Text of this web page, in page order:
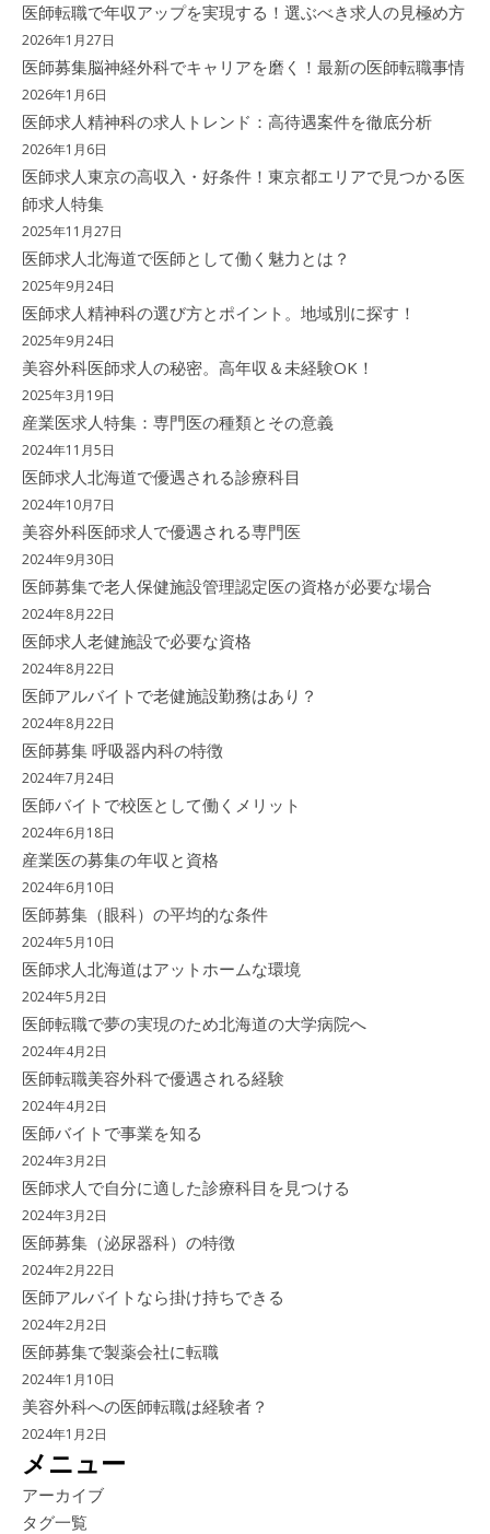
医師転職で年収アップを実現する！選ぶべき求人の見極め方
2026年1月27日
医師募集脳神経外科でキャリアを磨く！最新の医師転職事情
2026年1月6日
医師求人精神科の求人トレンド：高待遇案件を徹底分析
2026年1月6日
医師求人東京の高収入・好条件！東京都エリアで見つかる医
師求人特集
2025年11月27日
医師求人北海道で医師として働く魅力とは？
2025年9月24日
医師求人精神科の選び方とポイント。地域別に探す！
2025年9月24日
美容外科医師求人の秘密。高年収＆未経験OK！
2025年3月19日
産業医求人特集：専門医の種類とその意義
2024年11月5日
医師求人北海道で優遇される診療科目
2024年10月7日
美容外科医師求人で優遇される専門医
2024年9月30日
医師募集で老人保健施設管理認定医の資格が必要な場合
2024年8月22日
医師求人老健施設で必要な資格
2024年8月22日
医師アルバイトで老健施設勤務はあり？
2024年8月22日
医師募集 呼吸器内科の特徴
2024年7月24日
医師バイトで校医として働くメリット
2024年6月18日
産業医の募集の年収と資格
2024年6月10日
医師募集（眼科）の平均的な条件
2024年5月10日
医師求人北海道はアットホームな環境
2024年5月2日
医師転職で夢の実現のため北海道の大学病院へ
2024年4月2日
医師転職美容外科で優遇される経験
2024年4月2日
医師バイトで事業を知る
2024年3月2日
医師求人で自分に適した診療科目を見つける
2024年3月2日
医師募集（泌尿器科）の特徴
2024年2月22日
医師アルバイトなら掛け持ちできる
2024年2月2日
医師募集で製薬会社に転職
2024年1月10日
美容外科への医師転職は経験者？
2024年1月2日
メニュー
アーカイブ
タグ一覧